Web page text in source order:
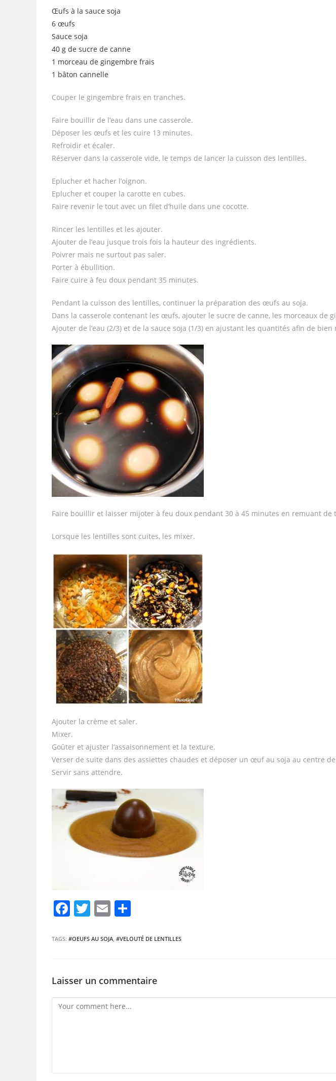
Œufs à la sauce soja
6 œufs
Sauce soja
40 g de sucre de canne
1 morceau de gingembre frais
1 bâton cannelle
Couper le gingembre frais en tranches.
Faire bouillir de l’eau dans une casserole.
Déposer les œufs et les cuire 13 minutes.
Refroidir et écaler.
Réserver dans la casserole vide, le temps de lancer la cuisson des lentilles.
Eplucher et hacher l’oignon.
Eplucher et couper la carotte en cubes.
Faire revenir le tout avec un filet d’huile dans une cocotte.
Rincer les lentilles et les ajouter.
Ajouter de l’eau jusque trois fois la hauteur des ingrédients.
Poivrer mais ne surtout pas saler.
Porter à ébullition.
Faire cuire à feu doux pendant 35 minutes.
Pendant la cuisson des lentilles, continuer la préparation des œufs au soja.
Dans la casserole contenant les œufs, ajouter le sucre de canne, les morceaux de
Ajouter de l’eau (2/3) et de la sauce soja (1/3) en ajustant les quantités afin de
Faire bouillir et laisser mijoter à feu doux pendant 30 à 45 minutes en remuant de
Lorsque les lentilles sont cuites, les mixer.
Ajouter la crème et saler.
Mixer.
Goûter et ajuster l’assaisonnement et la texture.
Verser de suite dans des assiettes chaudes et déposer un œuf au soja au centre
Servir sans attendre.
F
c
b
o
o
T
itt
E
ai ta
er
TAGS: #OEUFS AU SOJA, #VELOUTÉ DE LENTILLES
Laisser un commentaire